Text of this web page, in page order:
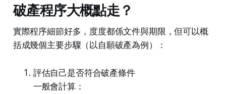
破產程序大概點走？
實際程序細節好多，度度都係文件與期限，但可以概
括成幾個主要步驟（以自願破產為例）：
評估自己是否符合破產條件
一般會計算：